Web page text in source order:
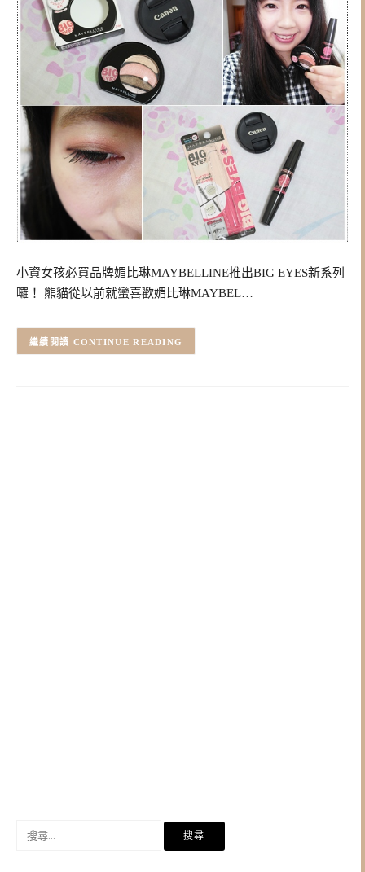
小資女孩必買品牌媚比琳MAYBELLINE推出BIG EYES新系列
囉！ 熊貓從以前就蠻喜歡媚比琳MAYBEL…
CONTINUE READING